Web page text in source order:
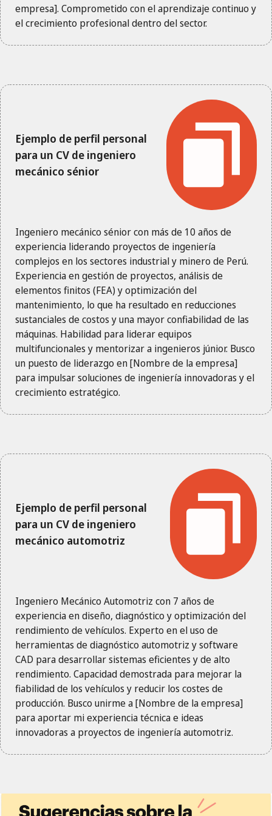
empresa]. Comprometido con el aprendizaje continuo y
el crecimiento profesional dentro del sector.
Ejemplo de perfil personal
para un CV de ingeniero
mecánico sénior
Ingeniero mecánico sénior con más de 10 años de
experiencia liderando proyectos de ingeniería
complejos en los sectores industrial y minero de Perú.
Experiencia en gestión de proyectos, análisis de
elementos finitos (FEA) y optimización del
mantenimiento, lo que ha resultado en reducciones
sustanciales de costos y una mayor confiabilidad de las
máquinas. Habilidad para liderar equipos
multifuncionales y mentorizar a ingenieros júnior. Busco
un puesto de liderazgo en [Nombre de la empresa]
para impulsar soluciones de ingeniería innovadoras y el
crecimiento estratégico.
Ejemplo de perfil personal
para un CV de ingeniero
mecánico automotriz
Ingeniero Mecánico Automotriz con 7 años de
experiencia en diseño, diagnóstico y optimización del
rendimiento de vehículos. Experto en el uso de
herramientas de diagnóstico automotriz y software
CAD para desarrollar sistemas eficientes y de alto
rendimiento. Capacidad demostrada para mejorar la
fiabilidad de los vehículos y reducir los costes de
producción. Busco unirme a [Nombre de la empresa]
para aportar mi experiencia técnica e ideas
innovadoras a proyectos de ingeniería automotriz.